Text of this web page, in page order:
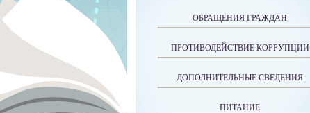
ОБРАЩЕНИЯ ГРАЖДАН
ПРОТИВОДЕЙСТВИЕ КОРРУПЦИИ
ДОПОЛНИТЕЛЬНЫЕ СВЕДЕНИЯ
ПИТАНИЕ